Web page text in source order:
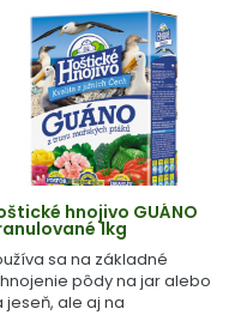
hnojivo GUÁNO
1kg
sa na základné
pôdy na jar alebo
jeseň, ale aj na